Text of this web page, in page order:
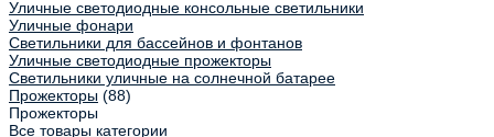
Уличные светодиодные консольные светильники
Уличные фонари
Светильники для бассейнов и фонтанов
Уличные светодиодные прожекторы
Светильники уличные на солнечной батарее
Прожекторы (88)
Прожекторы
Все товары категории